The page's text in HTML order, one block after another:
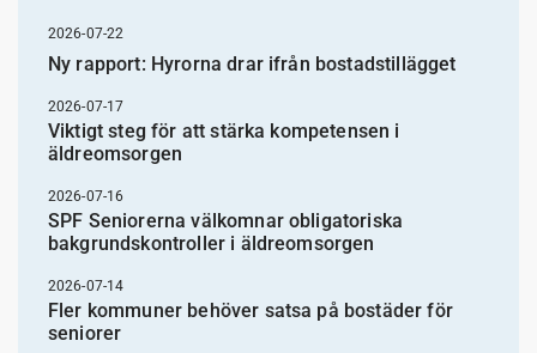
2026-07-22
Ny rapport: Hyrorna drar ifrån bostadstillägget
2026-07-17
Viktigt steg för att stärka kompetensen i
äldreomsorgen
2026-07-16
SPF Seniorerna välkomnar obligatoriska
bakgrundskontroller i äldreomsorgen
2026-07-14
Fler kommuner behöver satsa på bostäder för
seniorer